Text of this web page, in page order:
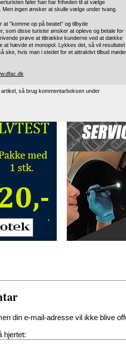
føler han har friheden til at vælge
Men ingen ønsker at skulle vælge under tvang.
”komme op på beatet” og tilbyde
som disse turister ønsker at opleve og betale for
prøve at tiltrække kunderne ved at dække
at hævde et monopol. Lykkes det, så vil resultatet
ske, hvis man i stedet for et attraktivt tilbud
så brug kommentarboksen under
din e-mail-adresse vil ikke blive
hjertet: